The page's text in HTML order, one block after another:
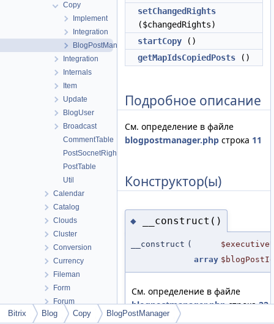
Copy
Implement
Integration
BlogPostManager
Integration
Internals
Item
Update
BlogUser
Broadcast
CommentTable
PostSocnetRightsTable
PostTable
Util
Calendar
Catalog
Clouds
Cluster
Conversion
Currency
Fileman
Form
Forum
Highloadblock
setChangedRights
($changedRights)
startCopy ()
getMapIdsCopiedPosts ()
Подробное описание
См. определение в файле
blogpostmanager.php строка 11
Конструктор(ы)
◆ __construct()
__construct (
array
См. определение в файле
blogpostmanager.phpстрока22
Bitrix Blog Copy BlogPostManager